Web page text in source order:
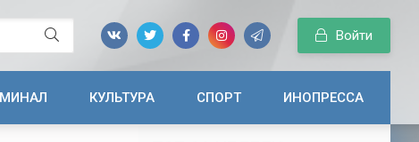
Войти
КУЛЬТУРА СПОРТ ИНОПРЕССА